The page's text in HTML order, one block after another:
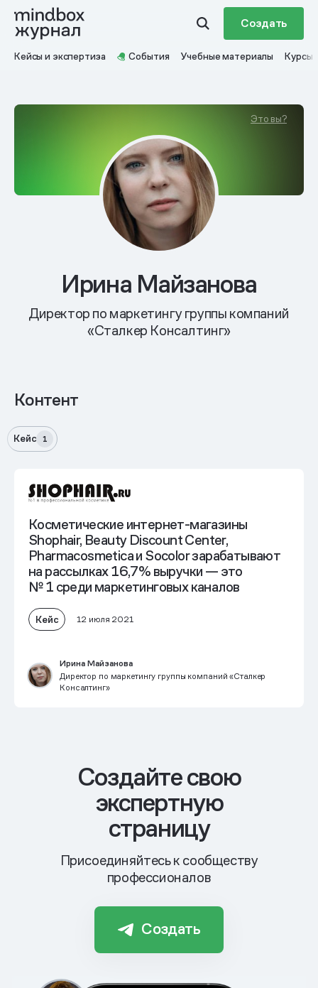
Создать
Кейсы и экспертиза События Учебные материалы Курсы
Это вы?
Ирина Майзанова
Директор по маркетингу группы компаний
«Сталкер Консалтинг»
Контент
Кейс 1
Косметические интернет-магазины
Shophair, Beauty Discount Center,
Pharmacosmetica и Socolor зарабатывают
на рассылках 16,7% выручки — это
№ 1 среди маркетинговых каналов
Кейс 12 июля 2021
Ирина Майзанова
Директор по маркетингу группы компаний «Сталкер
Консалтинг»
Cоздайте свою
экспертную
страницу
Присоединяйтесь к сообществу
профессионалов
Создать